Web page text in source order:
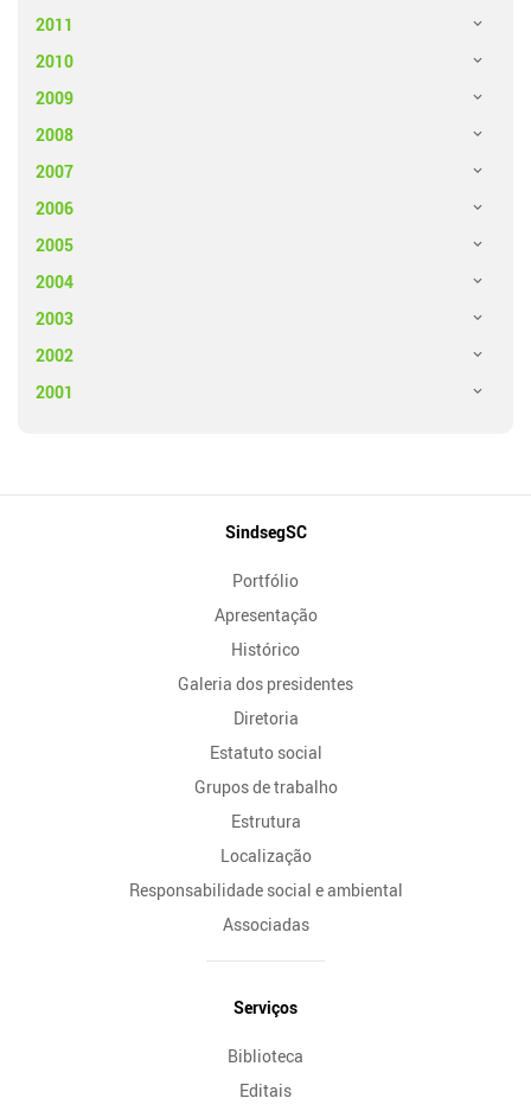
2011
2010
2009
2008
2007
2006
2005
2004
2003
2002
2001
SindsegSC
Portfólio
Apresentação
Histórico
Galeria dos presidentes
Diretoria
Estatuto social
Grupos de trabalho
Estrutura
Localização
Responsabilidade social e ambiental
Associadas
Serviços
Biblioteca
Editais